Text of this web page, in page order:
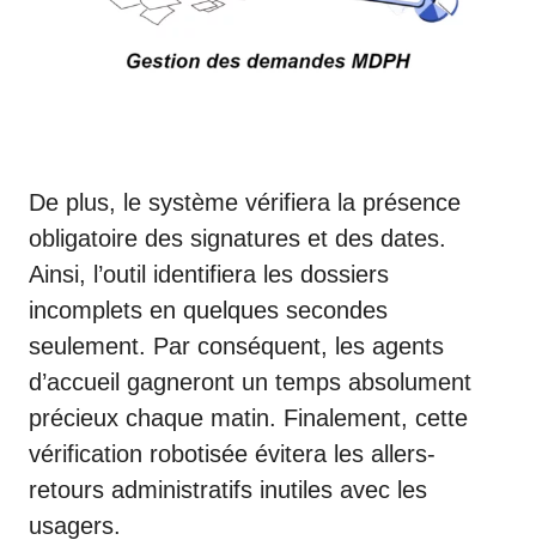
De plus, le système vérifiera la présence
obligatoire des signatures et des dates.
Ainsi, l’outil identifiera les dossiers
incomplets en quelques secondes
seulement. Par conséquent, les agents
d’accueil gagneront un temps absolument
précieux chaque matin. Finalement, cette
vérification robotisée évitera les allers-
retours administratifs inutiles avec les
usagers.